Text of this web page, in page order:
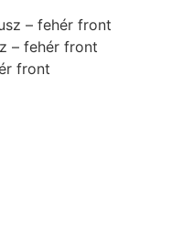
– fehér front
– fehér front
front